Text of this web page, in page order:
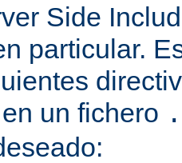
Side
particular.
un fichero